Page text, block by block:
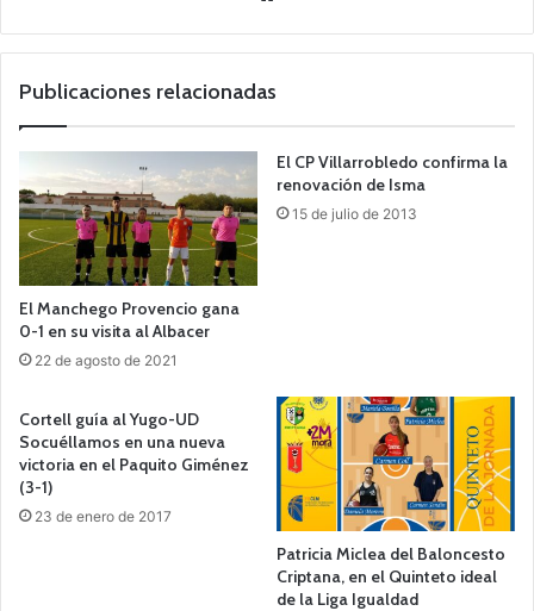
we
Publicaciones relacionadas
El Manchego Provencio gana
0-1 en su visita al Albacer
22 de agosto de 2021
El CP Villarrobledo confirma la
renovación de Isma
15 de julio de 2013
Cortell guía al Yugo-UD
Socuéllamos en una nueva
victoria en el Paquito Giménez
(3-1)
23 de enero de 2017
Patricia Miclea del Baloncesto
Criptana, en el Quinteto ideal
de la Liga Igualdad